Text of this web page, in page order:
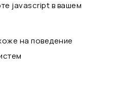
javascript в вашем
на поведение